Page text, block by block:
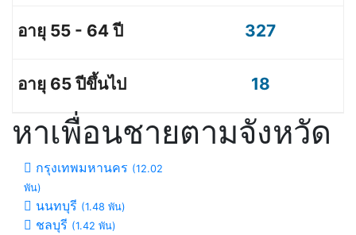
327
18
หาเพื่อนชายตามจังหวัด
กรุงเทพมหานคร (12.02
พัน)
นนทบุรี (1.48 พัน)
ชลบุรี (1.42 พัน)